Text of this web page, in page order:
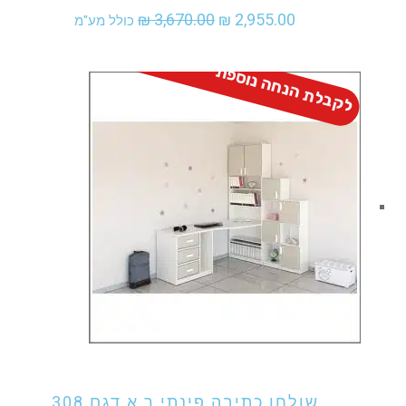
₪3,670.00
המחיר
היה:
₪ 2,955.00
המחיר
כולל מע"מ
לקבלת הנחה נוספת - התקשר
שולחן כתיבה פינתי ר.א דגם 308